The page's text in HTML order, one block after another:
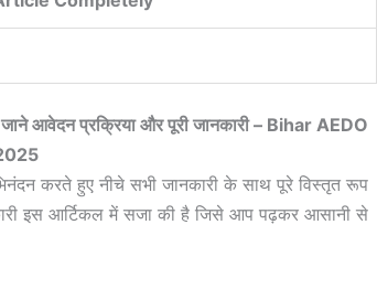
जाने आवेदन प्रक्रिया और पूरी जानकारी – Bihar AEDO
करते हुए नीचे सभी जानकारी के साथ पूरे विस्तृत रूप
इस आर्टिकल में सजा की है जिसे आप पढ़कर आसानी से